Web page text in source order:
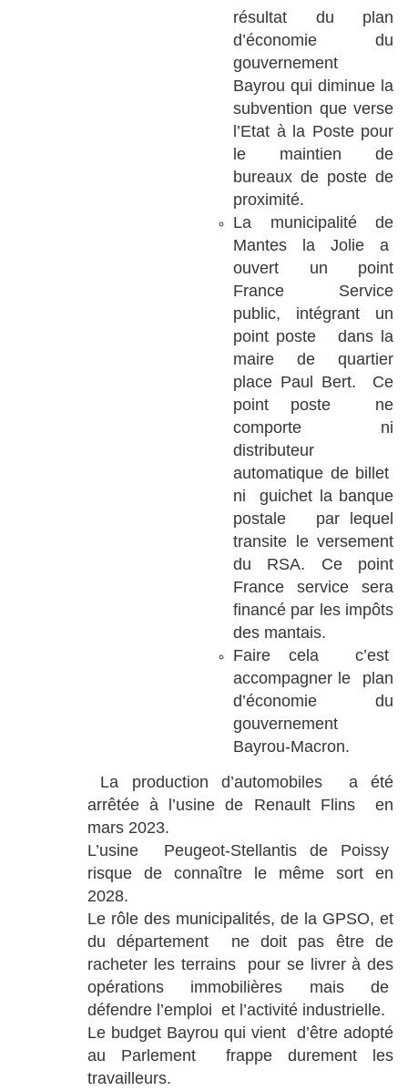
résultat du plan
d’économie du
gouvernement
Bayrou qui diminue la
subvention que verse
l’Etat à la Poste pour
le maintien de
bureaux de poste de
proximité.
La municipalité de
Mantes la Jolie a
ouvert un point
France Service
public, intégrant un
point poste dans la
maire de quartier
place Paul Bert. Ce
point poste ne
comporte ni
distributeur
automatique de billet
ni guichet la banque
postale par lequel
transite le versement
du RSA. Ce point
France service sera
financé par les impôts
des mantais.
Faire cela c’est
accompagner le plan
d’économie du
gouvernement
Bayrou-Macron.
La production d’automobiles a été
arrêtée à l’usine de Renault Flins en
mars 2023.
L’usine Peugeot-Stellantis de Poissy
risque de connaître le même sort en
2028.
Le rôle des municipalités, de la GPSO, et
du département ne doit pas être de
racheter les terrains pour se livrer à des
opérations immobilières mais de
défendre l’emploi et l’activité industrielle.
Le budget Bayrou qui vient d’être adopté
au Parlement frappe durement les
travailleurs.